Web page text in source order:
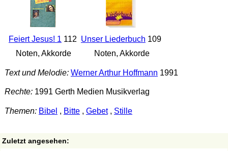
Feiert Jesus! 1 112
Noten, Akkorde
Unser Liederbuch 109
Noten, Akkorde
Text und Melodie: Werner Arthur Hoffmann 1991
Rechte:1991 Gerth Medien Musikverlag
Themen: Bibel , Bitte, Gebet, Stille
Zuletzt angesehen: